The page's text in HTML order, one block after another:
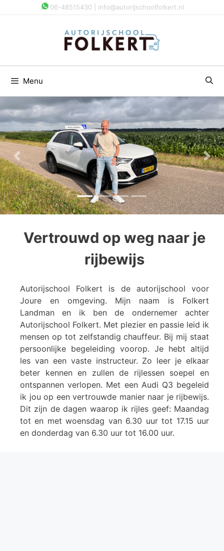
06-48515430 | info@autorijschoolfolkert.nl
Menu
Previous
Vertrouwd op weg naar je
rijbewijs
Autorijschool Folkert is de autorijschool voor
Joure en omgeving. Mijn naam is Folkert
Landman en ik ben de ondernemer achter
Autorijschool Folkert. Met plezier en passie leid ik
mensen op tot zelfstandig chauffeur. Bij mij staat
persoonlijke begeleiding voorop. Je hebt altijd
les van een vaste instructeur. Zo leer je elkaar
beter kennen en zullen de rijlessen soepel en
ontspannen verlopen. Met een Audi Q3 begeleid
ik jou op een vertrouwde manier naar je rijbewijs.
Dit zijn de dagen waarop ik rijles geef: Maandag
tot en met woensdag van 6.30 uur tot 17.15 uur
en donderdag van 6.30 uur tot 16.00 uur.